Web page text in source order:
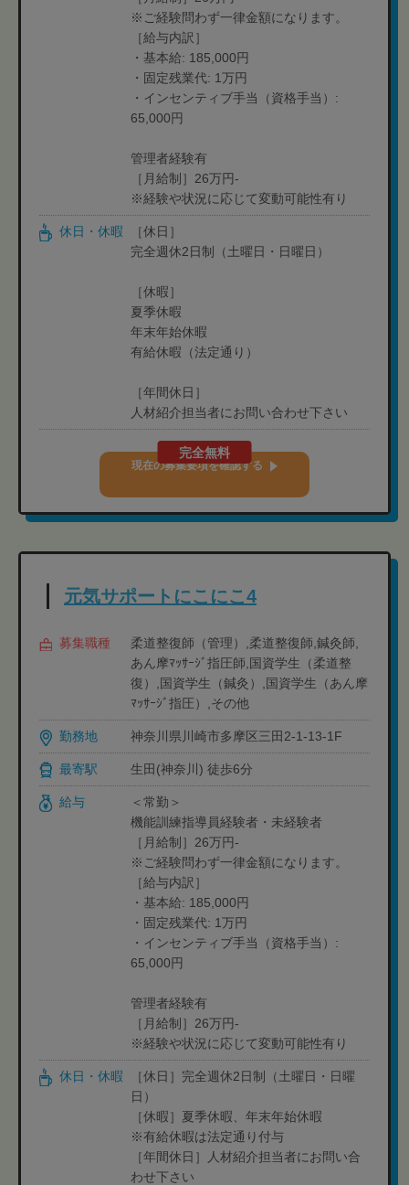
※ご経験問わず一律金額になります。
［給与内訳］
・基本給: 185,000円
・固定残業代: 1万円
・インセンティブ手当（資格手当）:
65,000円
管理者経験有
［月給制］26万円-
※経験や状況に応じて変動可能性有り
休日・休暇
［休日］
完全週休2日制（土曜日・日曜日）
［休暇］
夏季休暇
年末年始休暇
有給休暇（法定通り）
［年間休日］
人材紹介担当者にお問い合わせ下さい
完全無料
現在の募集要項を確認する
元気サポートにこにこ4
募集職種
柔道整復師（管理）,柔道整復師,鍼灸師,
あん摩ﾏｯｻｰｼﾞ指圧師,国資学生（柔道整
復）,国資学生（鍼灸）,国資学生（あん摩
ﾏｯｻｰｼﾞ指圧）,その他
勤務地 神奈川県川崎市多摩区三田2-1-13-1F
最寄駅 生田(神奈川) 徒歩6分
給与
＜常勤＞
機能訓練指導員経験者・未経験者
［月給制］26万円-
※ご経験問わず一律金額になります。
［給与内訳］
・基本給: 185,000円
・固定残業代: 1万円
・インセンティブ手当（資格手当）:
65,000円
管理者経験有
［月給制］26万円-
※経験や状況に応じて変動可能性有り
休日・休暇
［休日］完全週休2日制（土曜日・日曜
日）
［休暇］夏季休暇、年末年始休暇
※有給休暇は法定通り付与
［年間休日］人材紹介担当者にお問い合
わせ下さい